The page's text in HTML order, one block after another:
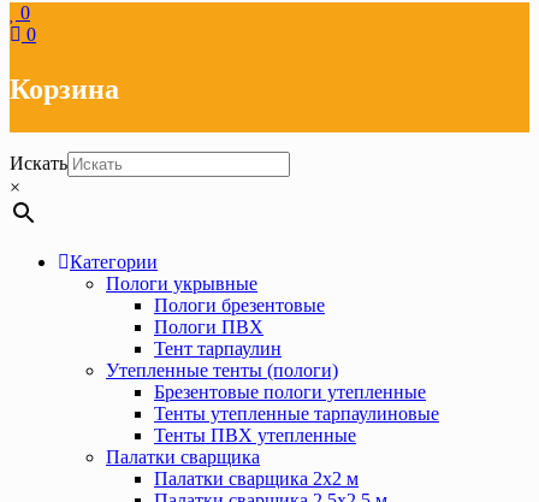
0
0
Корзина
Искать
×
Категории
Пологи укрывные
Пологи брезентовые
Пологи ПВХ
Тент тарпаулин
Утепленные тенты (пологи)
Брезентовые пологи утепленные
Тенты утепленные тарпаулиновые
Тенты ПВХ утепленные
Палатки сварщика
Палатки сварщика 2х2 м